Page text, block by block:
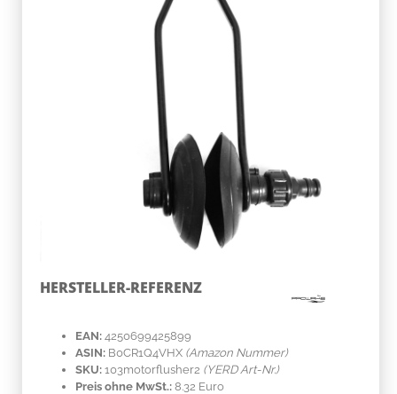
HERSTELLER-REFERENZ
EAN: 4250699425899
ASIN: B0CR1Q4VHX (Amazon Nummer)
SKU: 103motorflusher2 (YERD Art-Nr.)
Preis ohne MwSt.: 8.32 Euro